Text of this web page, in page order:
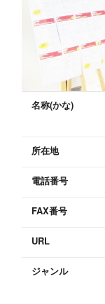
名称(かな)
所在地
電話番号
FAX番号
URL
ジャンル